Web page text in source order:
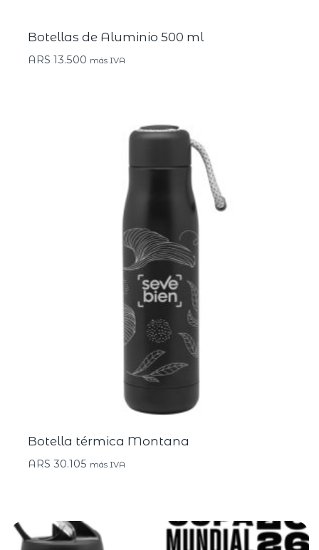
Botellas de Aluminio 500 ml
ARS 13.500 más IVA
Botella térmica Montana
ARS 30.105 más IVA